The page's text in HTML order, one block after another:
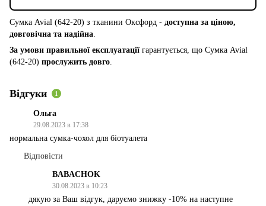
Сумка Avial (642-20) з тканини Оксфорд - доступна за ціною,
довговічна та надійна.
За умови правильної експлуатації гарантується, що Сумка Avial
(642-20) прослужить довго.
Відгуки 1
Ольга
29.08.2023 в 17:38
нормальна сумка-чохол для біотуалета
Відповісти
BABACHOK
30.08.2023 в 10:23
дякую за Ваш відгук, даруємо знижку -10% на наступне